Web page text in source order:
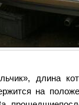
длина
на